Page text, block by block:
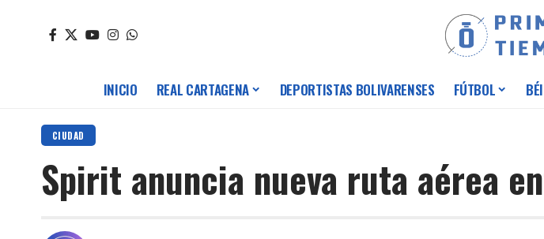
INICIO REAL CARTAGENA DEPORTISTAS BOLIVARENSES FÚTBOL
CIUDAD
Spirit anuncia nueva ruta aérea